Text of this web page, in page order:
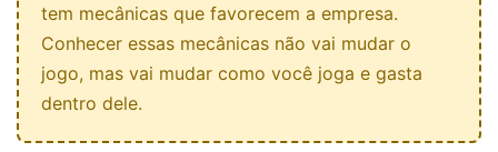
tem mecânicas que favorecem a empresa.
Conhecer essas mecânicas não vai mudar o
jogo, mas vai mudar como você joga e gasta
dentro dele.